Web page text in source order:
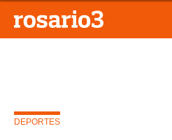
DEPORTES